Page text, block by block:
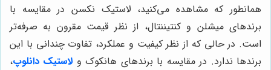
همانطور که مشاهده می‌کنید، لاستیک نکسن در مقایسه با
برندهای میشلن و کنتیننتال، از نظر قیمت مقرون به صرفه‌تر
است. در حالی که از نظر کیفیت و عملکرد، تفاوت چندانی با این
برندها ندارد. در مقایسه با برندهای هانکوک و لاستیک دانلوپ،